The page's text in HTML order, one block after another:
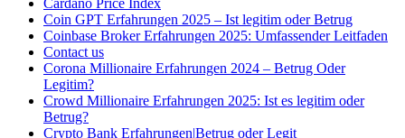
Cardano Price Index
Coin GPT Erfahrungen 2025 – Ist legitim oder Betrug
Coinbase Broker Erfahrungen 2025: Umfassender Leitfaden
Contact us
Corona Millionaire Erfahrungen 2024 – Betrug Oder
Legitim?
Crowd Millionaire Erfahrungen 2025: Ist es legitim oder
Betrug?
Crypto Bank Erfahrungen|Betrug oder Legit